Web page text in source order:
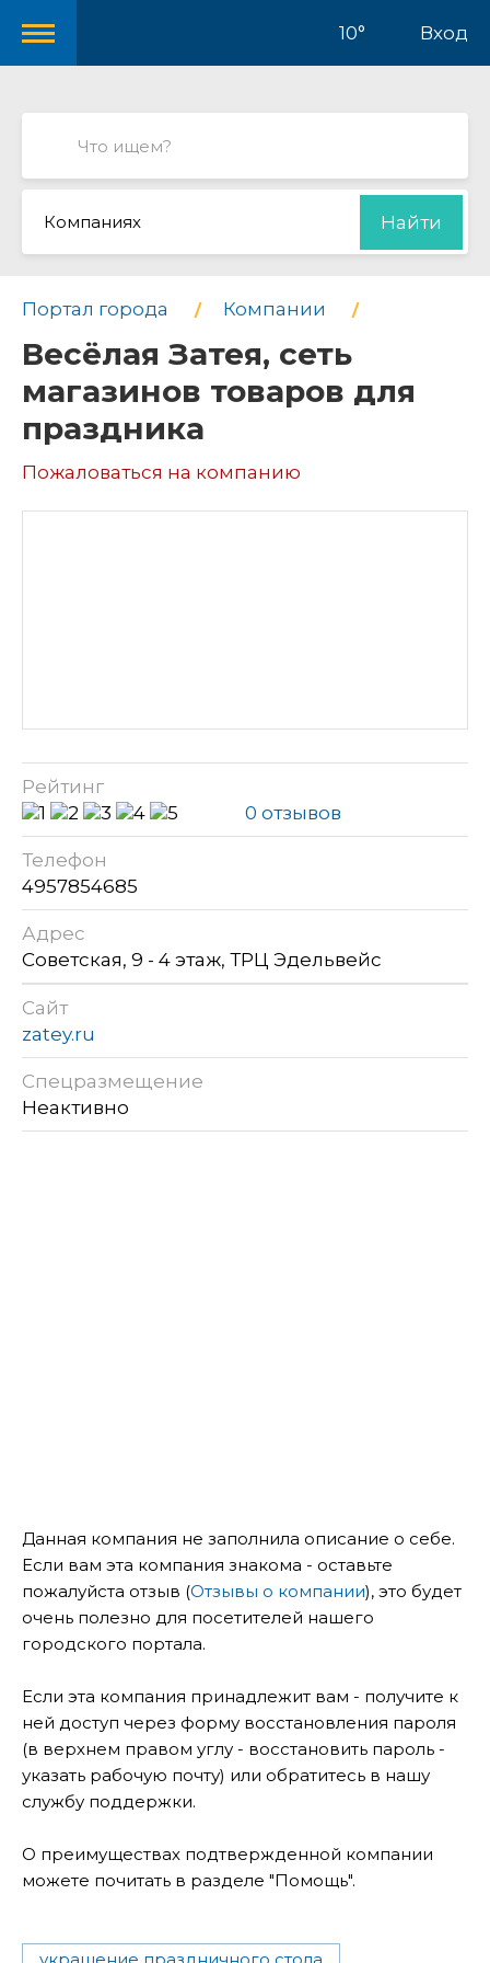
10° Вход
Компаниях Найти
Портал города Компании
Весёлая Затея, сеть
магазинов товаров для
праздника
Пожаловаться на компанию
Рейтинг
0 отзывов
Телефон
4957854685
Адрес
Советская, 9 - 4 этаж, ТРЦ Эдельвейс
Сайт
zatey.ru
Спецразмещение
Неактивно
Данная компания не заполнила описание о себе.
Если вам эта компания знакома - оставьте
пожалуйста отзыв (Отзывы о компании), это будет
очень полезно для посетителей нашего
городского портала.
Если эта компания принадлежит вам - получите к
ней доступ через форму восстановления пароля
(в верхнем правом углу - восстановить пароль -
указать рабочую почту) или обратитесь в нашу
службу поддержки.
О преимуществах подтвержденной компании
можете почитать в разделе "Помощь".
украшение праздничного стола